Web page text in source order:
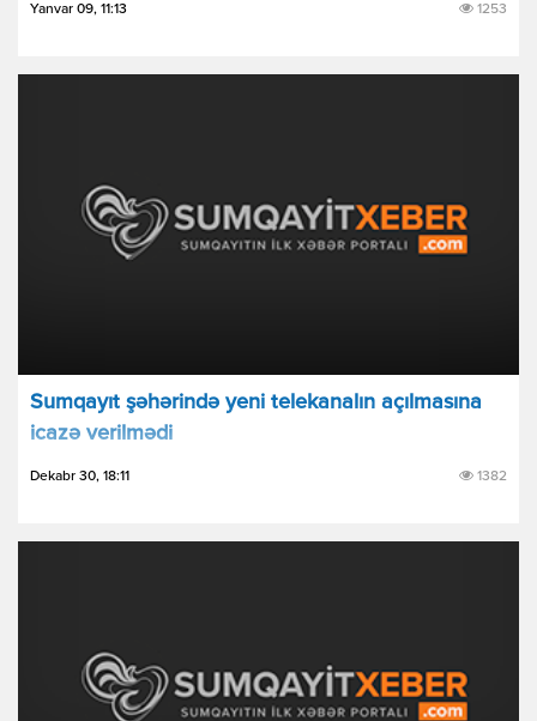
Yanvar 09, 11:13 1253
Sumqayıt şəhərində yeni telekanalın açılmasına
icazə verilmədi
Dekabr 30, 18:11 1382